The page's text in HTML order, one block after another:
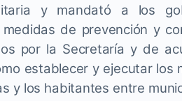
y mandató a los
de prevención y
por la Secretaría y de
establecer y ejecutar
y los habitantes entre